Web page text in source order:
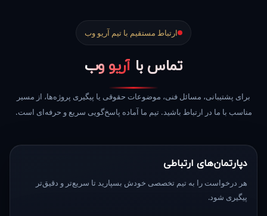
ارتباط مستقیم با تیم آریو وب
تماس با آریو وب
برای پشتیبانی، مسائل فنی، موضوعات حقوقی یا پیگیری پروژه‌ها، از مسیر
مناسب با ما در ارتباط باشید. تیم ما آماده پاسخ‌گویی سریع و حرفه‌ای است.
دپارتمان‌های ارتباطی
هر درخواست را به تیم تخصصی خودش بسپارید تا سریع‌تر و دقیق‌تر
پیگیری شود.